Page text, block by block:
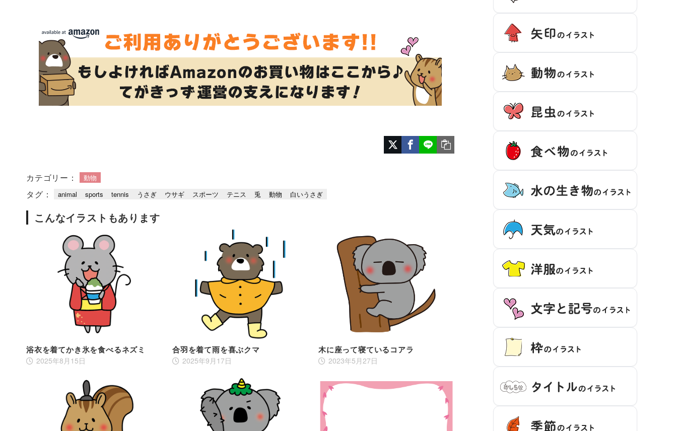
カテゴリー： 動物
タグ： animal sports tennis うさぎ ウサギ スポーツ テニス 兎 動物 白いうさぎ
こんなイラストもあります
浴衣を着てかき氷を食べるネズミ
2025年8月15日
合羽を着て雨を喜ぶクマ
2025年9月17日
木に座って寝ているコアラ
2023年5月27日